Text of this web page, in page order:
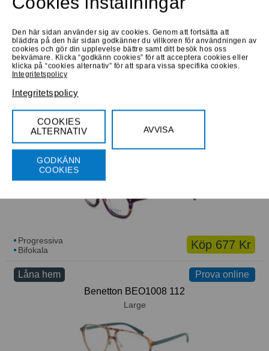
Large
Progressiva
Låna hem
Gant GW JUVET PURHN
Köp 677 Kr
Progressiva
Bifokala
Prova online
Prova online
Låna hem
Benetton BEO1008 112
Large
Den här sidan använder sig av cookies. Genom att fortsätta att
bläddra på den här sidan godkänner du villkoren för användningen av
cookies och gör din upplevelse bättre samt ditt besök hos oss
bekvämare. Klicka “godkänn cookies” för att acceptera cookies eller
klicka på “cookies alternativ” för att spara vissa specifika cookies.
Integritetspolicy
Integritetspolicy
COOKIES
ALTERNATIV
AVVISA
GODKÄNN
COOKIES